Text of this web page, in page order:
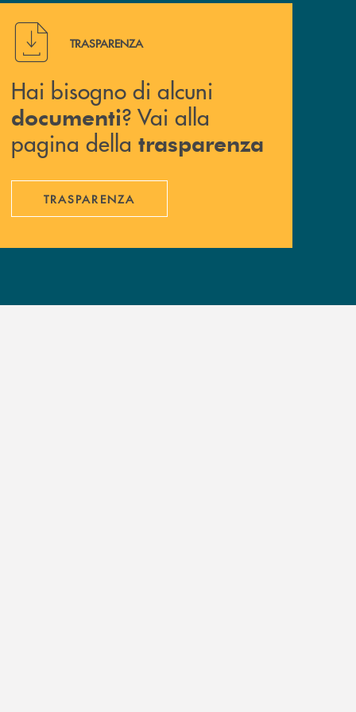
Hai bisogno di alcuni documenti ? Vai alla pagina della
TRASPARENZA
Hai bisogno di alcuni
documenti? Vai alla
pagina della trasparenza
TRASPARENZA